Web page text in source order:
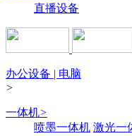
直播设备
办公设备 | 电脑
>
一体机>
喷墨一体机 激光一